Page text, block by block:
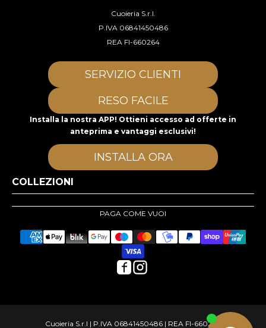
Cuoieria S.r.l.
P.IVA 06841450486
REA FI-660264
SERVIZIO CLIENTI
RESO FACILE
Installa la nostra APP! Ottieni accesso ad offerte in
anteprima e vantaggi esclusivi!
INSTALLA ORA
COLLEZIONI
PAGA COME VUOI
Cuoieria S.r.l | P.IVA 06841450486 | REA FI-660264